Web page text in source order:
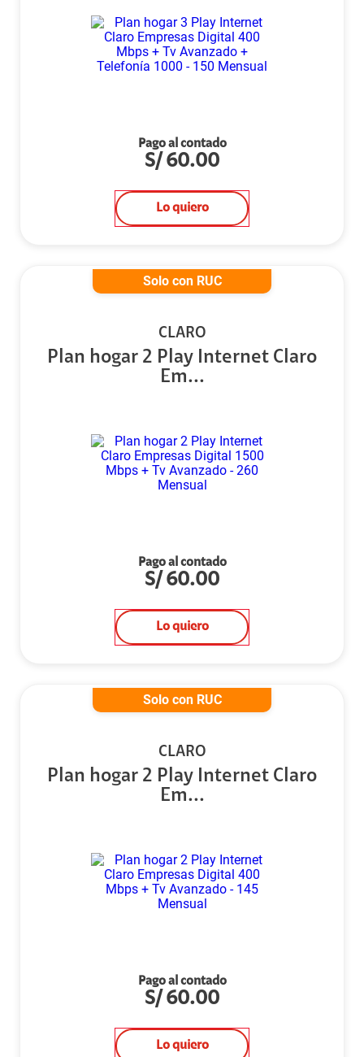
Pago al contado
S/ 60.00
Lo quiero
Solo con RUC
CLARO
Plan hogar 2 Play Internet Claro
Em...
Pago al contado
S/ 60.00
Lo quiero
Solo con RUC
CLARO
Plan hogar 2 Play Internet Claro
Em...
Pago al contado
S/ 60.00
Lo quiero